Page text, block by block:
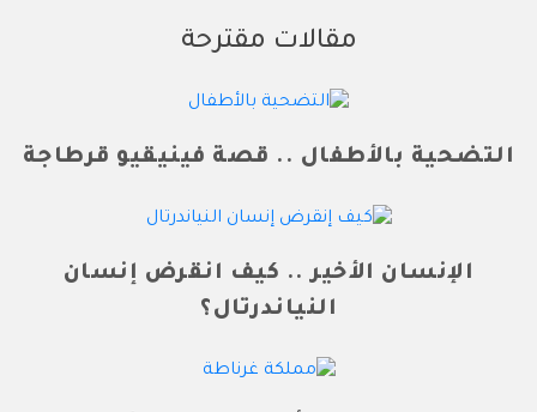
مقالات مقترحة
التضحية بالأطفال .. قصة فينيقيو قرطاجة
الإنسان الأخير .. كيف انقرض إنسان
النياندرتال؟